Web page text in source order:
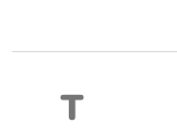
T